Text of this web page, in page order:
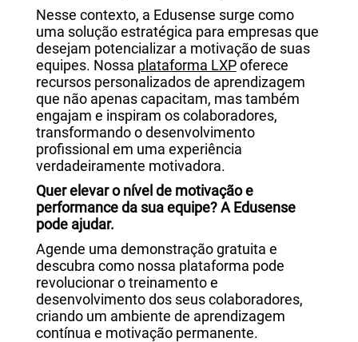
Nesse contexto, a Edusense surge como
uma solução estratégica para empresas que
desejam potencializar a motivação de suas
equipes. Nossa plataforma LXPoferece
recursos personalizados de aprendizagem
que não apenas capacitam, mas também
engajam e inspiram os colaboradores,
transformando o desenvolvimento
profissional em uma experiência
verdadeiramente motivadora.
Quer elevar o nível de motivação e
performance da sua equipe? A Edusense
pode ajudar.
Agende uma demonstração gratuita e
descubra como nossa plataforma pode
revolucionar o treinamento e
desenvolvimento dos seus colaboradores,
criando um ambiente de aprendizagem
contínua e motivação permanente.